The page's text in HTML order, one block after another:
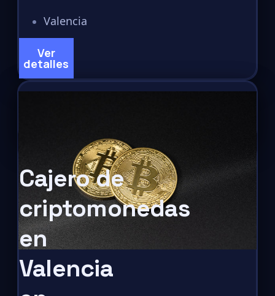
Valencia
Ver
detalles
Cajero de
criptomonedas
en
Valencia